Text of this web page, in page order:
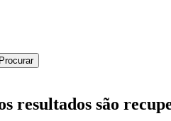
resultados são